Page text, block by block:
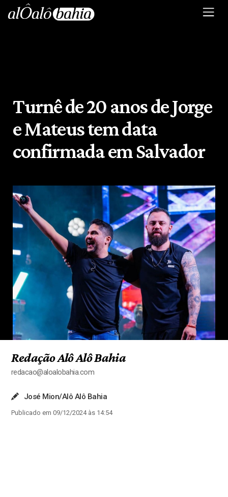
Turnê de 20 anos de Jorge
e Mateus tem data
confirmada em Salvador
Redação Alô Alô Bahia
redacao@aloalobahia.com
José Mion/Alô Alô Bahia
Publicado em 09/12/2024 às 14:54